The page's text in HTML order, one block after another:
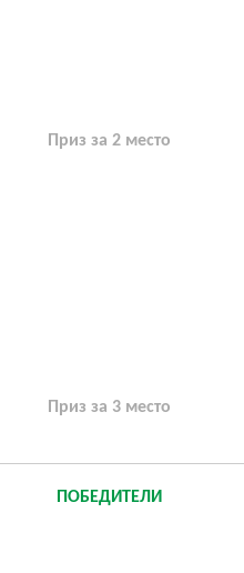
Приз за 2 место
Приз за 3 место
ПОБЕДИТЕЛИ